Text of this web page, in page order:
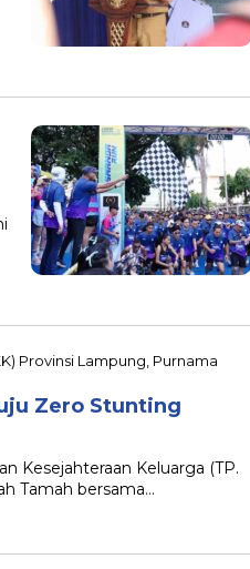
Zero Stunting
Kesejahteraan Keluarga (TP.
Tamah bersama…